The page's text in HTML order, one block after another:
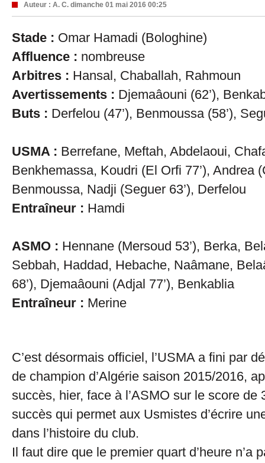
Auteur : A. C. dimanche 01 mai 2016 00:25
Stade : Omar Hamadi (Bologhine)
Affluence : nombreuse
Arbitres : Hansal, Chaballah, Rahmoun
Avertissements : Djemaâouni (62’),
Buts : Derfelou (47’), Benmoussa (58’),
USMA : Berrefane, Meftah, Abdelaoui,
Benkhemassa, Koudri (El Orfi 77’), Andrea
Benmoussa, Nadji (Seguer 63’), Derfelou
Entraîneur : Hamdi
ASMO : Hennane (Mersoud 53’), Berka,
Sebbah, Haddad, Hebache, Naâmane,
68’), Djemaâouni (Adjal 77’), Benkablia
Entraîneur : Merine
C’est désormais officiel, l’USMA a fini par
de champion d’Algérie saison 2015/2016,
succès, hier, face à l’ASMO sur le score de
succès qui permet aux Usmistes d’écrire
dans l’histoire du club.
Il faut dire que le premier quart d’heure n’a